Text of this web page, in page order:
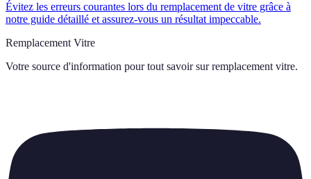
Évitez les erreurs courantes lors du remplacement de vitre grâce à
notre guide détaillé et assurez-vous un résultat impeccable.
Remplacement Vitre
Votre source d'information pour tout savoir sur remplacement vitre.